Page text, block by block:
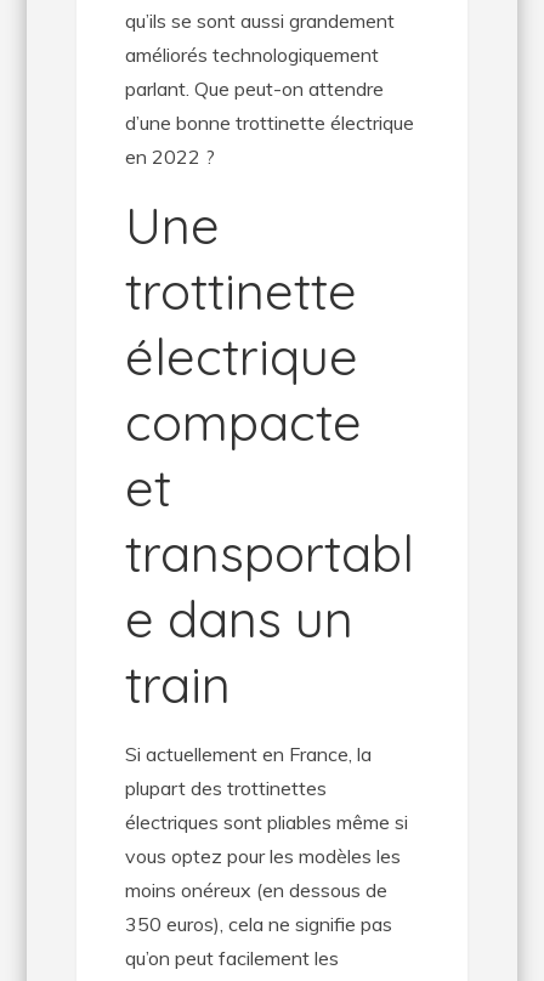
qu’ils se sont aussi grandement
améliorés technologiquement
parlant. Que peut-on attendre
d’une bonne trottinette électrique
en 2022 ?
Une
trottinette
électrique
compacte
et
transportabl
e dans un
train
Si actuellement en France, la
plupart des trottinettes
électriques sont pliables même si
vous optez pour les modèles les
moins onéreux (en dessous de
350 euros), cela ne signifie pas
qu’on peut facilement les